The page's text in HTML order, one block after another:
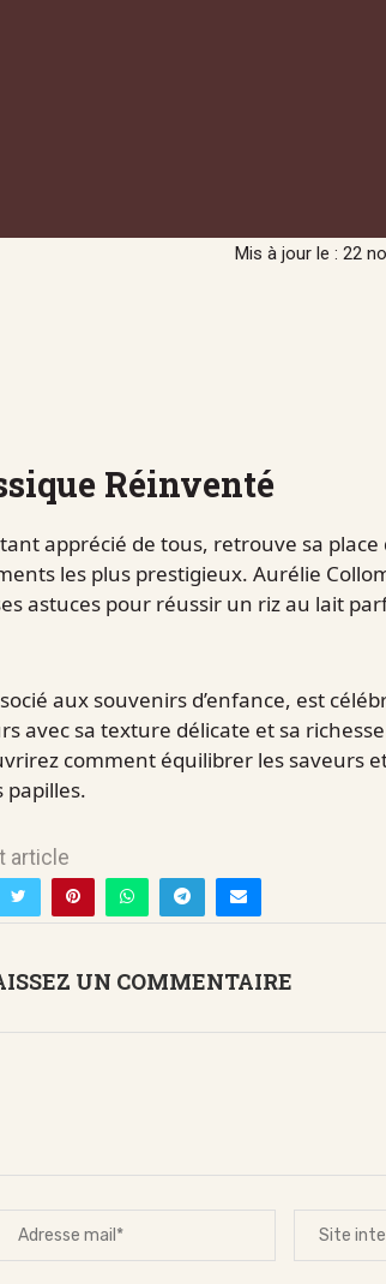
Mis à jour le : 22
Réinventé
apprécié de tous, retrouve sa place
les plus prestigieux. Aurélie
astuces pour réussir un riz au lait
aux souvenirs d’enfance, est
avec sa texture délicate et sa
comment équilibrer les saveurs
article
UN COMMENTAIRE